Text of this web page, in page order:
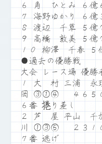
６ 角 ひとみ ６億
７ 海野ゆかり ６億
８ 渡辺 千草 ５億
９ 高橋 敦美 ５億
１０ 柳澤 千春 ５
●過去の優勝戦
大会 レース場 優
１ 大 村 三浦 永
岡 ③①④ ４６５０
６番 捲り差し
２ 芦 屋 平山 千
川 ①③⑤ ２３１
７番 逃げ